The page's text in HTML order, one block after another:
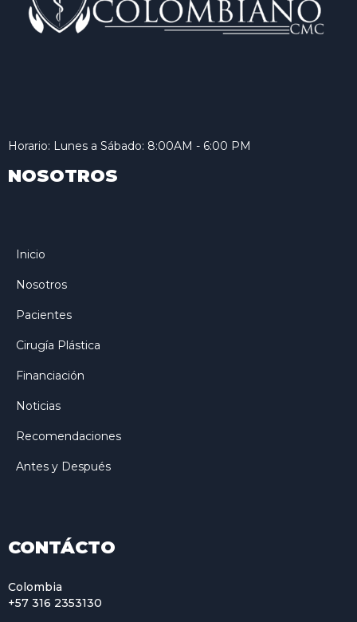
Horario: Lunes a Sábado: 8:00AM - 6:00 PM
NOSOTROS
Inicio
Nosotros
Pacientes
Cirugía Plástica
Financiación
Noticias
Recomendaciones
Antes y Después
CONTÁCTO
Colombia
+57 316 2353130